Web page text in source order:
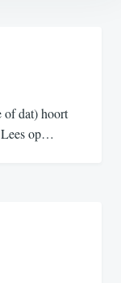
of dat) hoort
Lees op…